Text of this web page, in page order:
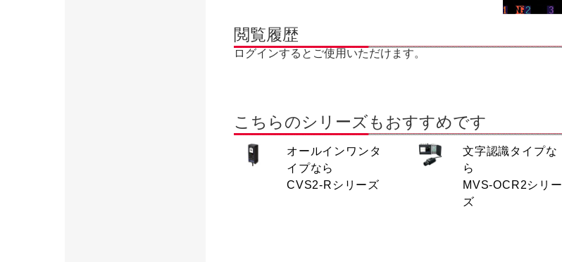
閲覧履歴
ログインするとご使用いただけます。
こちらのシリーズもおすすめです
オールインワンタ
イプなら
CVS2-Rシリーズ
文字認識タイプな
ら
MVS-OCR2シリー
ズ